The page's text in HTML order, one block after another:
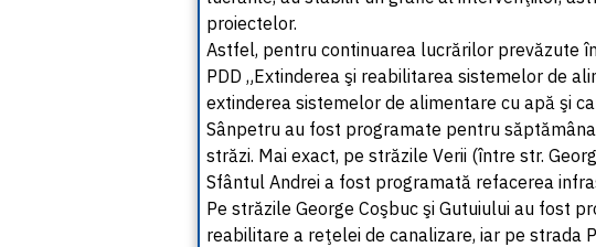
proiectelor.
Astfel, pentru continuarea lucrărilor prevăzute
PDD „Extinderea şi reabilitarea sistemelor de
extinderea sistemelor de alimentare cu apă şi
Sânpetru au fost programate pentru
străzi. Mai exact, pe străzile Verii (între str.
Sfântul Andrei a fost programată refacerea
Pe străzile George Coşbuc şi Gutuiului au fost
reabilitare a reţelei de canalizare, iar pe strada